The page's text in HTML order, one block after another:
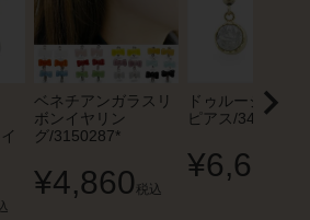
ベネチアンガラスリ
ボンイヤリン
グ/3150287*
¥4,860税込
ドゥルージーフ
ピアス/3401279
¥6,600